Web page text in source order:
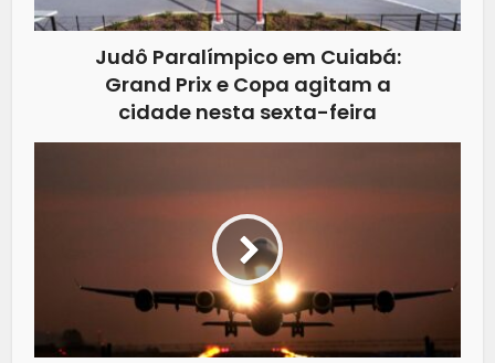
Judô Paralímpico em Cuiabá:
Grand Prix e Copa agitam a
cidade nesta sexta-feira